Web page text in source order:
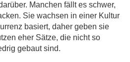
Manchen fällt es schwer,
Sie wachsen in einer Kultur
basiert, daher geben sie
eher Sätze, die nicht so
gebaut sind.